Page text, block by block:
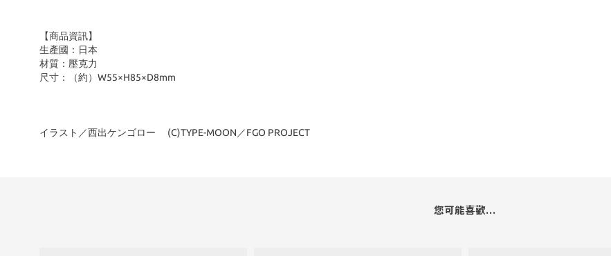
【商品資訊】
生產國：日本
材質：壓克力
尺寸：（約）W55×H85×D8mm
イラスト／西出ケンゴロー (C)TYPE-MOON／FGO PROJECT
您可能喜歡...